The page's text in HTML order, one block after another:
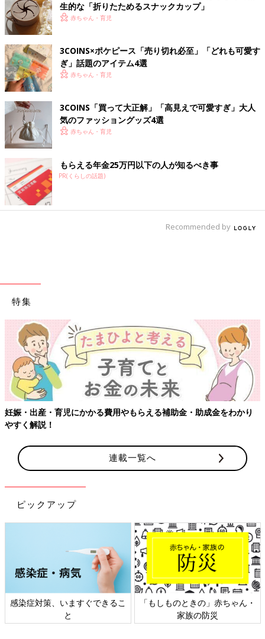
生的な「折りたためるスナックカップ」
赤ちゃん・育児
3COINS×ポケピース「売り切れ必至」「どれも可愛す
ぎ」話題のアイテム4選
赤ちゃん・育児
3COINS「買って大正解」「高見えで可愛すぎ」大人
気のファッショングッズ4選
赤ちゃん・育児
もらえる年金25万円以下の人が知るべき事
PR(くらしの話題)
Recommended by
特集
【ワクチン接種できるものも】妊婦の感染症対策、知っておいて
連載一覧へ
ピックアップ
ん・
日本外来小児科学会リーフレッ
六星占術 細木かおりさんの
相談